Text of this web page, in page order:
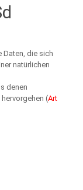
Daten, die sich
natürlichen
denen
(Art